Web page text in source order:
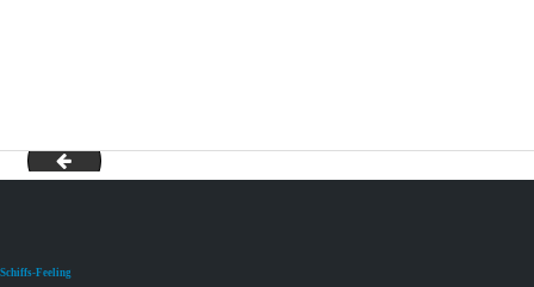
Costa
Schiffs-Feeling